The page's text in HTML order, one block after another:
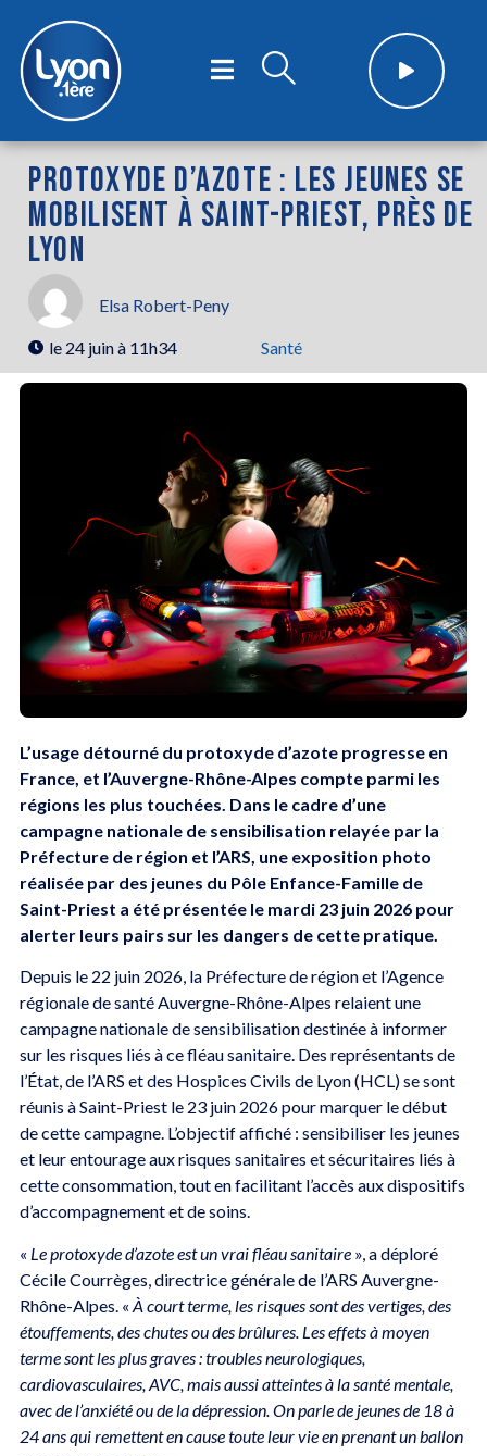
PROTOXYDE D’AZOTE : LES JEUNES SE
MOBILISENT À SAINT-PRIEST, PRÈS DE
LYON
Elsa Robert-Peny
le 24 juin à 11h34 Santé
L’usage détourné du protoxyde d’azote progresse en
France, et l’Auvergne-Rhône-Alpes compte parmi les
régions les plus touchées. Dans le cadre d’une
campagne nationale de sensibilisation relayée par la
Préfecture de région et l’ARS, une exposition photo
réalisée par des jeunes du Pôle Enfance-Famille de
Saint-Priest a été présentée le mardi 23 juin 2026 pour
alerter leurs pairs sur les dangers de cette pratique.
Depuis le 22 juin 2026, la Préfecture de région et l’Agence
régionale de santé Auvergne-Rhône-Alpes relaient une
campagne nationale de sensibilisation destinée à informer
sur les risques liés à ce fléau sanitaire. Des représentants de
l’État, de l’ARS et des Hospices Civils de Lyon (HCL) se sont
réunis à Saint-Priest le 23 juin 2026 pour marquer le début
de cette campagne. L’objectif affiché : sensibiliser les jeunes
et leur entourage aux risques sanitaires et sécuritaires liés à
cette consommation, tout en facilitant l’accès aux dispositifs
d’accompagnement et de soins.
« Le protoxyde d’azote est un vrai fléau sanitaire», a déploré
Cécile Courrèges, directrice générale de l’ARS Auvergne-
Rhône-Alpes. « À court terme, les risques sont des vertiges, des
étouffements, des chutes ou des brûlures. Les effets à moyen
terme sont les plus graves : troubles neurologiques,
cardiovasculaires, AVC, mais aussi atteintes à la santé mentale,
avec de l’anxiété ou de la dépression. On parle de jeunes de 18 à
24 ans qui remettent en cause toute leur vie en prenant un ballon